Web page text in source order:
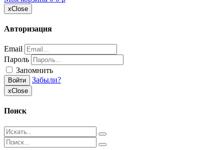
xClose
Авторизация
Email
Пароль
Запомнить
Войти Забыли?
xClose
Поиск